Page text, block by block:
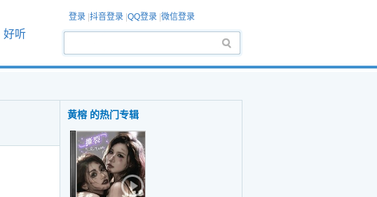
好听
登录 抖音登录 QQ登录 微信登录
黄榕 的热门专辑